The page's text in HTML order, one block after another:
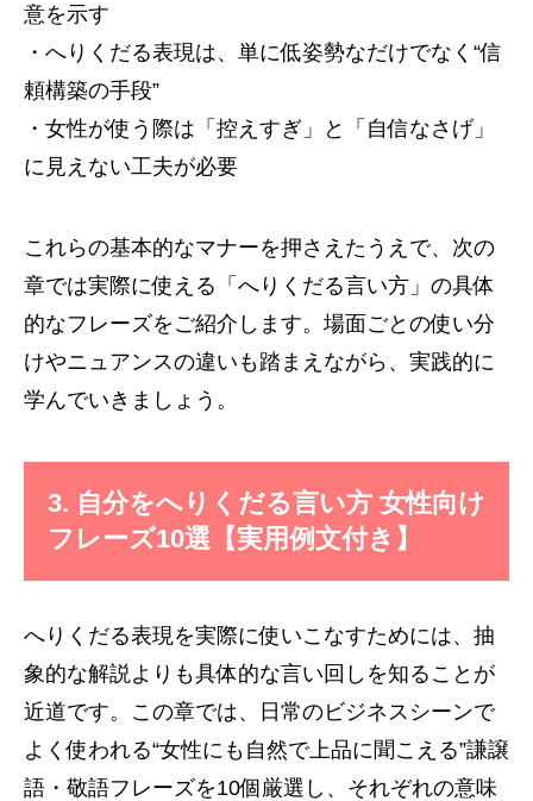
意を示す
・へりくだる表現は、単に低姿勢なだけでなく“信
頼構築の手段”
・女性が使う際は「控えすぎ」と「自信なさげ」
に見えない工夫が必要
これらの基本的なマナーを押さえたうえで、次の
章では実際に使える「へりくだる言い方」の具体
的なフレーズをご紹介します。場面ごとの使い分
けやニュアンスの違いも踏まえながら、実践的に
学んでいきましょう。
3. 自分をへりくだる言い方 女性向け
フレーズ10選【実用例文付き】
へりくだる表現を実際に使いこなすためには、抽
象的な解説よりも具体的な言い回しを知ることが
近道です。この章では、日常のビジネスシーンで
よく使われる“女性にも自然で上品に聞こえる”謙譲
語・敬語フレーズを10個厳選し、それぞれの意味